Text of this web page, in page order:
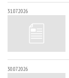
31.07.2026
30.07.2026